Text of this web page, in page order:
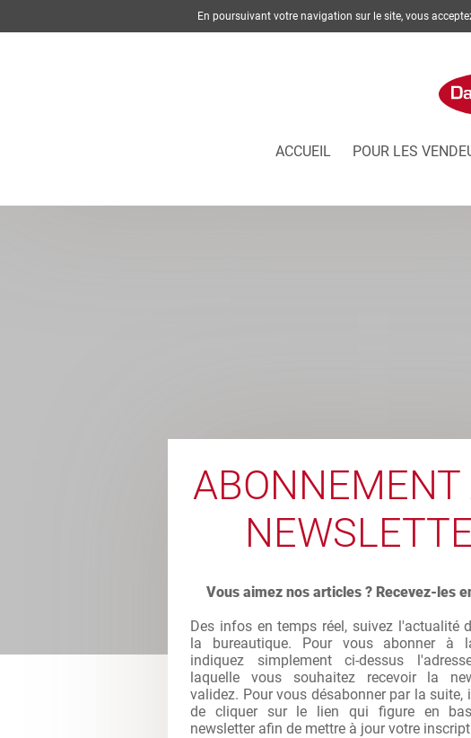
ACCUEIL POUR LES
ABONNEMENT
Vous aimez nos articles ? Recevez-les
Des infos en temps réel, suivez l'actualité
la bureautique. Pour vous abonner à
indiquez simplement ci-dessus
laquelle vous souhaitez recevoir la
validez. Pour vous désabonner par la suite,
de cliquer sur le lien qui figure en
newsletter afin de mettre à jour votre
En poursuivant votre navigation sur le site, vous